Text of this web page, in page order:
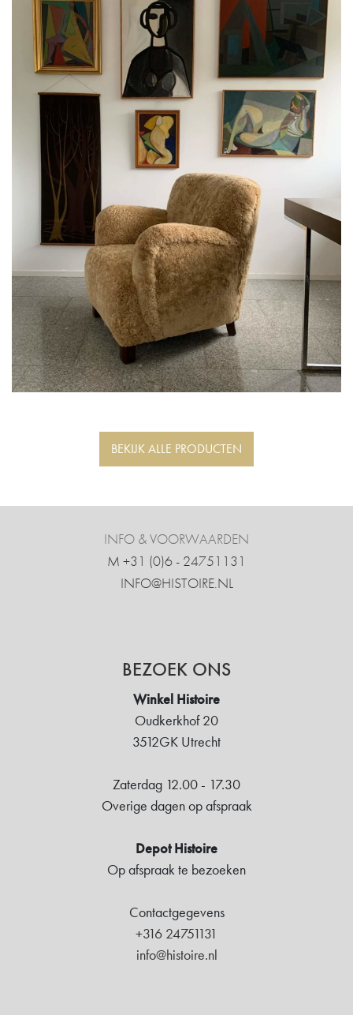
BEKIJK ALLE PRODUCTEN
INFO & VOORWAARDEN
M +31 ‍(0)6 - 24751131
INFO@HISTOIRE.NL
BEZOEK ONS
Winkel Histoire
Oudkerkhof 20
3512GK Utrecht
Zaterdag 12.00 - 17.30
Overige dagen op afspraak
Depot Histoire
Op afspraak te bezoeken
Contactgegevens
+316 24751131
info@histoire.nl